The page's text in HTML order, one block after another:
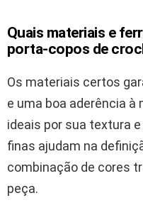
Quais materiais e
porta-copos de
Os materiais certos
e uma boa aderência à
ideais por sua textura
finas ajudam na
combinação de cores
peça.